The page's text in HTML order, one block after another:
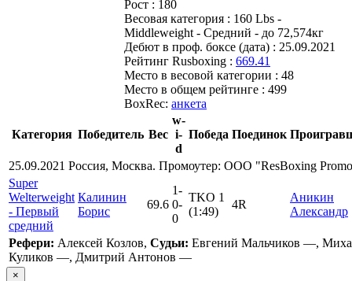
Рост : 180
Весовая категория : 160 Lbs -
Middleweight - Средний - до 72,574кг
Дебют в проф. боксе (дата) : 25.09.2021
Рейтинг Rusboxing : 669.41
Место в весовой категории : 48
Место в общем рейтинге : 499
BoxRec: анкета
Категория Победитель Вес
w-
i-
d
Победа Поединок
25.09.2021 Россия, Москва. Промоутер: ООО "ResBoxing
Super
Welterweight
- Первый
средний
Калинин
Борис
69.6
1-
0-
0
TKO 1
(1:49)
4R
Аникин
Александр
Рефери: Алексей Козлов, Судьи: Евгений Мальчиков —,
Куликов —, Дмитрий Антонов —
×